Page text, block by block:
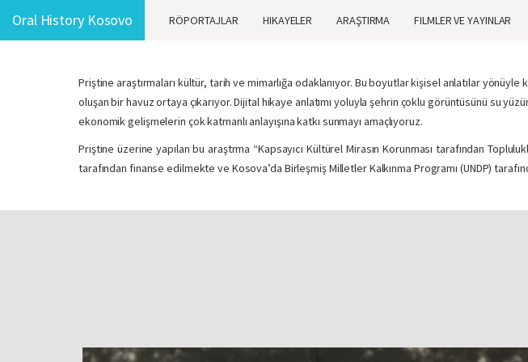
Oral History Kosovo RÖPORTAJLAR HIKAYELER ARAŞTIRMA FILMLER VE YAYINLAR
Priştine araştırmaları kültür, tarih ve mimarlığa odaklanıyor. Bu boyutlar kişisel anlatılar
oluşan bir havuz ortaya çıkarıyor. Dijital hikaye anlatımı yoluyla şehrin çoklu görüntüsünü su
ekonomik gelişmelerin çok katmanlı anlayışına katkı sunmayı amaçlıyoruz.
Priştine üzerine yapılan bu araştrma “Kapsayıcı Kültürel Mirasın Korunması tarafından
tarafından finanse edilmekte ve Kosova’da Birleşmiş Milletler Kalkınma Programı (UNDP)